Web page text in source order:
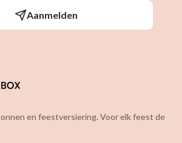
Aanmelden
en feestversiering. Voor elk feest de